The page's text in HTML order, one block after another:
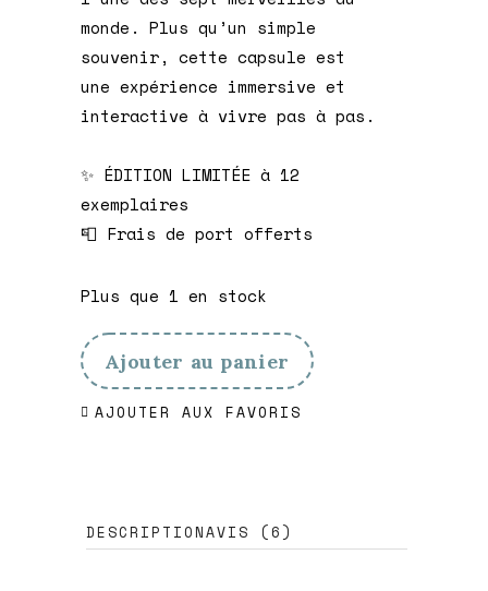
monde. Plus qu’un simple
souvenir, cette capsule est
une expérience immersive et
interactive à vivre pas à pas.
✨ ÉDITION LIMITÉE à 12
exemplaires
📮 Frais de port offerts
Plus que 1 en stock
Ajouter au panier
AJOUTER AUX FAVORIS
DESCRIPTIONAVIS (6)